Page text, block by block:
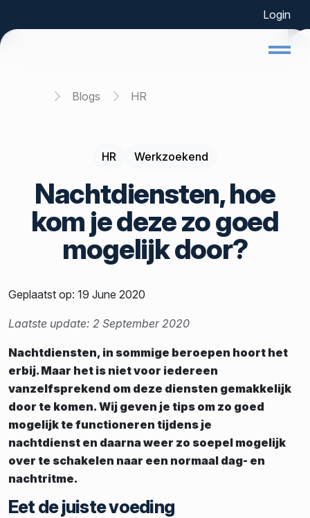
Login
Home Blogs HR
HR Werkzoekend
Nachtdiensten, hoe
kom je deze zo goed
mogelijk door?
Geplaatst op: 19 June 2020
Laatste update: 2 September 2020
Nachtdiensten, in sommige beroepen hoort het
erbij. Maar het is niet voor iedereen
vanzelfsprekend om deze diensten gemakkelijk
door te komen. Wij geven je tips om zo goed
mogelijk te functioneren tijdens je
nachtdienst en daarna weer zo soepel mogelijk
over te schakelen naar een normaal dag- en
nachtritme.
Eet de juiste voeding